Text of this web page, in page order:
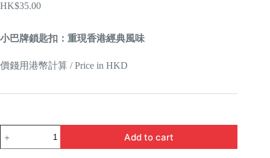
HK$35.00
小巴牌鎖匙扣：重現香港經典風味
價錢用港幣計算 / Price in HKD
場
quantity
Add to cart